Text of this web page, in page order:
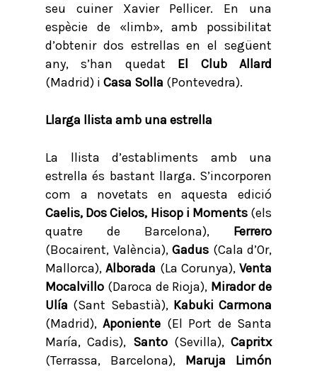
seu cuiner Xavier Pellicer. En una
espècie de «limb», amb possibilitat
d’obtenir dos estrellas en el següent
any, s’han quedat El Club Allard
(Madrid) i Casa Solla (Pontevedra).
Llarga llista amb una estrella
La llista d’establiments amb una
estrella és bastant llarga. S’incorporen
com a novetats en aquesta edició
Caelis, Dos Cielos, Hisop i Moments(els
quatre de Barcelona), Ferrero
(Bocairent, València), Gadus (Cala d’Or,
Mallorca),Alborada (La Corunya), Venta
Mocalvillo (Daroca de Rioja), Mirador de
Ulía (Sant Sebastià), Kabuki Carmona
(Madrid),Aponiente (El Port de Santa
María, Cadis), Santo(Sevilla), Capritx
(Terrassa, Barcelona), Maruja Limón